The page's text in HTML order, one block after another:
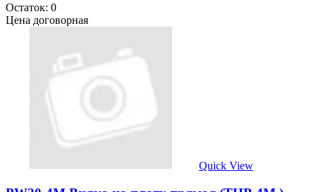
Остаток: 0
Цена договорная
Quick View